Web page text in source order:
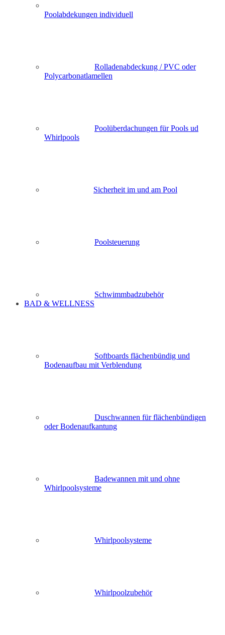
Poolabdekungen individuell
Rolladenabdeckung / PVC oder
Polycarbonatlamellen
Poolüberdachungen für Pools ud
Whirlpools
Sicherheit im und am Pool
Poolsteuerung
Schwimmbadzubehör
BAD & WELLNESS
Softboards flächenbündig und
Bodenaufbau mit Verblendung
Duschwannen für flächenbündigen
oder Bodenaufkantung
Badewannen mit und ohne
Whirlpoolsysteme
Whirlpoolsysteme
Whirlpoolzubehör